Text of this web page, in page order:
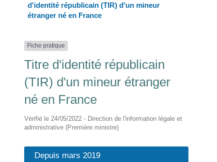
d'identité républicain (TIR) d'un mineur
étranger né en France
Fiche pratique
Titre d'identité républicain
(TIR) d'un mineur étranger
né en France
Vérifié le 24/05/2022 - Direction de l'information légale et
administrative (Première ministre)
Depuis mars 2019